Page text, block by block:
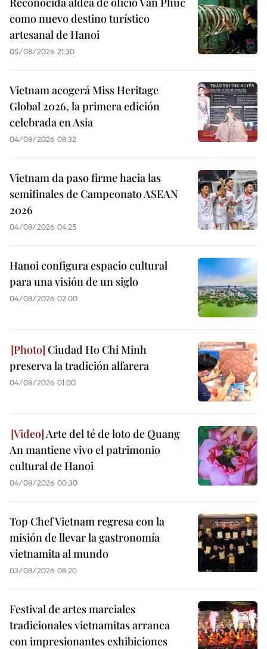
como nuevo destino turístico
artesanal de Hanoi
05/08/2026 21:30
Vietnam acogerá Miss Heritage
Global 2026, la primera edición
celebrada en Asia
04/08/2026 08:32
Vietnam da paso firme hacia las
semifinales de Campeonato ASEAN
2026
04/08/2026 04:25
Hanoi configura espacio cultural
para una visión de un siglo
04/08/2026 02:00
Ciudad Ho Chi Minh
preserva la tradición alfarera
04/08/2026 01:00
Arte del té de loto de Quang
An mantiene vivo el patrimonio
cultural de Hanoi
04/08/2026 00:30
Top Chef Vietnam regresa con la
misión de llevar la gastronomía
vietnamita al mundo
03/08/2026 08:20
Festival de artes marciales
tradicionales vietnamitas arranca
con impresionantes exhibiciones